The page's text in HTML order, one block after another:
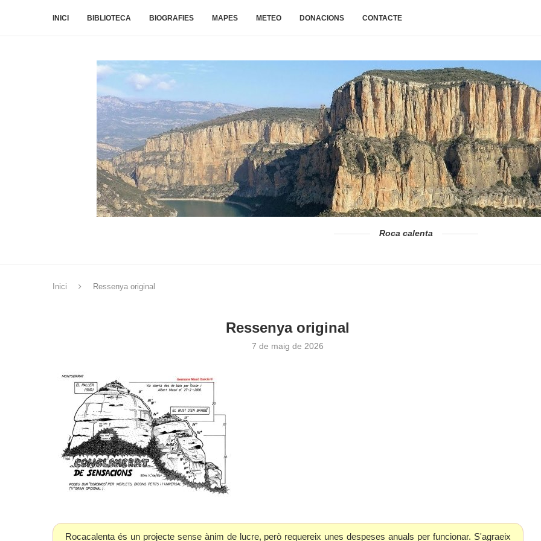
INICI BIBLIOTECA BIOGRAFIES MAPES METEO DONACIONS CONTACTE
Roca calenta
Inici Ressenya original
Ressenya original
7 de maig de 2026
Rocacalenta és un projecte sense ànim de lucre, però requereix unes despeses anuals per funcionar. S'agraeix